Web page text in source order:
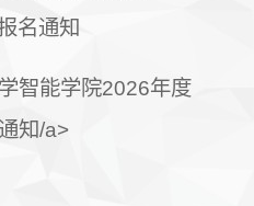
名通知
智能学院2026年度
知/a>